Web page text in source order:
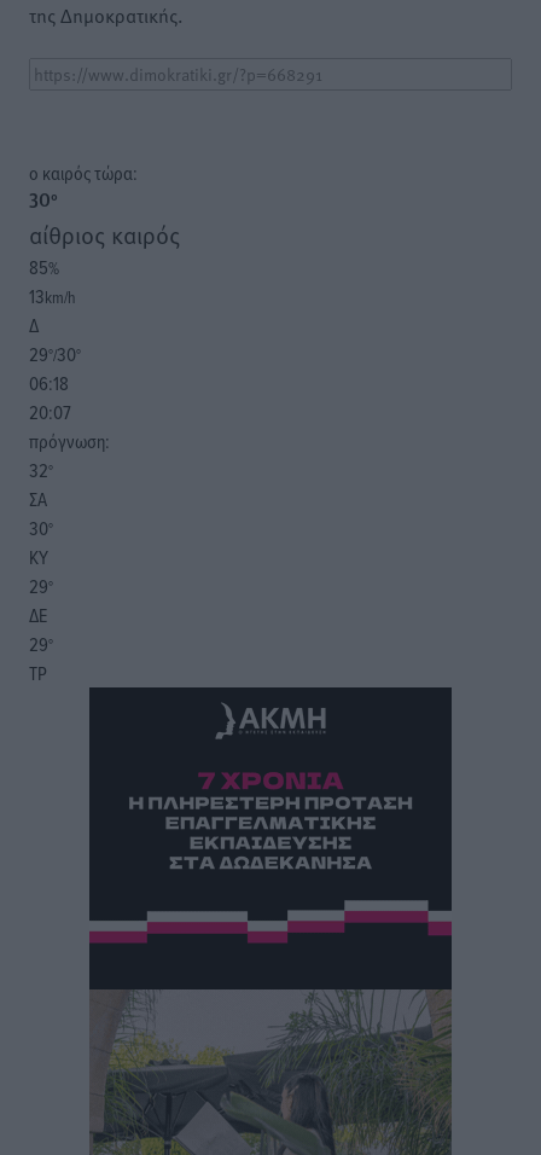
της Δημοκρατικής.
o καιρός τώρα:
30°
αίθριος καιρός
85%
13km/h
Δ
29°/30°
06:18
20:07
πρόγνωση:
32°
ΣΑ
30°
ΚΥ
29°
ΔΕ
29°
ΤΡ